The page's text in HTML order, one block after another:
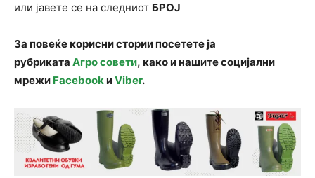
или јавете се на следниот БРОЈ
За повеќе корисни стории посетете ја
рубриката Агро совети, како и нашите социјални
мрежи FacebookиViber.